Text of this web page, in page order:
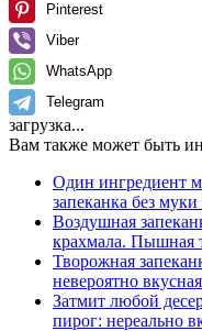
Pinterest
Viber
WhatsApp
Telegram
загрузка...
Вам также может быть
Один ингредиент
запеканка без
Воздушная
крахмала. Пышная
Творожная
невероятно
Затмит любой
пирог: нереально